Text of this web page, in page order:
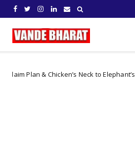
Chicken’s Neck to Elephant’s Neck Shift